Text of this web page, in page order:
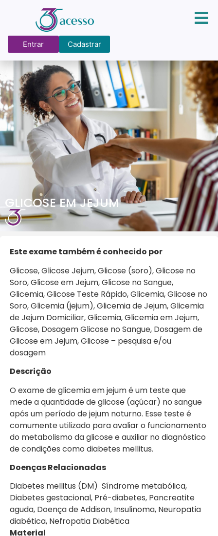
Entrar Cadastrar
GLICOSE EM JEJUM
Este exame também é conhecido por
Glicose, Glicose Jejum, Glicose (soro), Glicose no
Soro, Glicose em Jejum, Glicose no Sangue,
Glicemia, Glicose Teste Rápido, Glicemia, Glicose no
Soro, Glicemia (jejum), Glicemia de Jejum, Glicemia
de Jejum Domiciliar, Glicemia, Glicemia em Jejum,
Glicose, Dosagem Glicose no Sangue, Dosagem de
Glicose em Jejum, Glicose – pesquisa e/ou
dosagem
Descrição
O exame de glicemia em jejum é um teste que
mede a quantidade de glicose (açúcar) no sangue
após um período de jejum noturno. Esse teste é
comumente utilizado para avaliar o funcionamento
do metabolismo da glicose e auxiliar no diagnóstico
de condições como diabetes mellitus.
Doenças Relacionadas
Diabetes mellitus (DM) Síndrome metabólica,
Diabetes gestacional, Pré-diabetes, Pancreatite
aguda, Doença de Addison, Insulinoma, Neuropatia
diabética, Nefropatia Diabética
Material